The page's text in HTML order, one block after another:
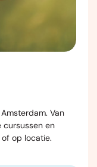
Van
cursussen en
op locatie.